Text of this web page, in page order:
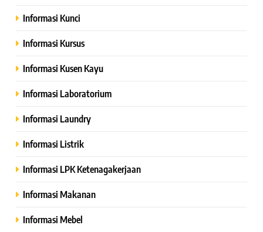
Informasi Kunci
Informasi Kursus
Informasi Kusen Kayu
Informasi Laboratorium
Informasi Laundry
Informasi Listrik
Informasi LPK Ketenagakerjaan
Informasi Makanan
Informasi Mebel